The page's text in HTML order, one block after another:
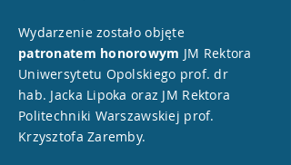
Wydarzenie zostało objęte
patronatem honorowym JM Rektora
Uniwersytetu Opolskiego prof. dr
hab. Jacka Lipoka oraz JM Rektora
Politechniki Warszawskiej prof.
Krzysztofa Zaremby.